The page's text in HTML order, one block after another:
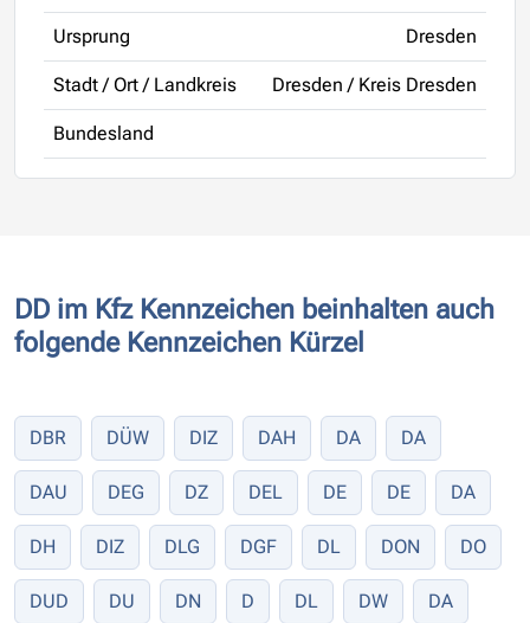
Ursprung Dresden
Stadt / Ort / Landkreis Dresden / Kreis Dresden
Bundesland
DD im Kfz Kennzeichen beinhalten auch
folgende Kennzeichen Kürzel
DBR DÜW DIZ DAH DA DA
DAU DEG DZ DEL DE DE DA
DH DIZ DLG DGF DL DON DO
DUD DU DN D DL DW DA